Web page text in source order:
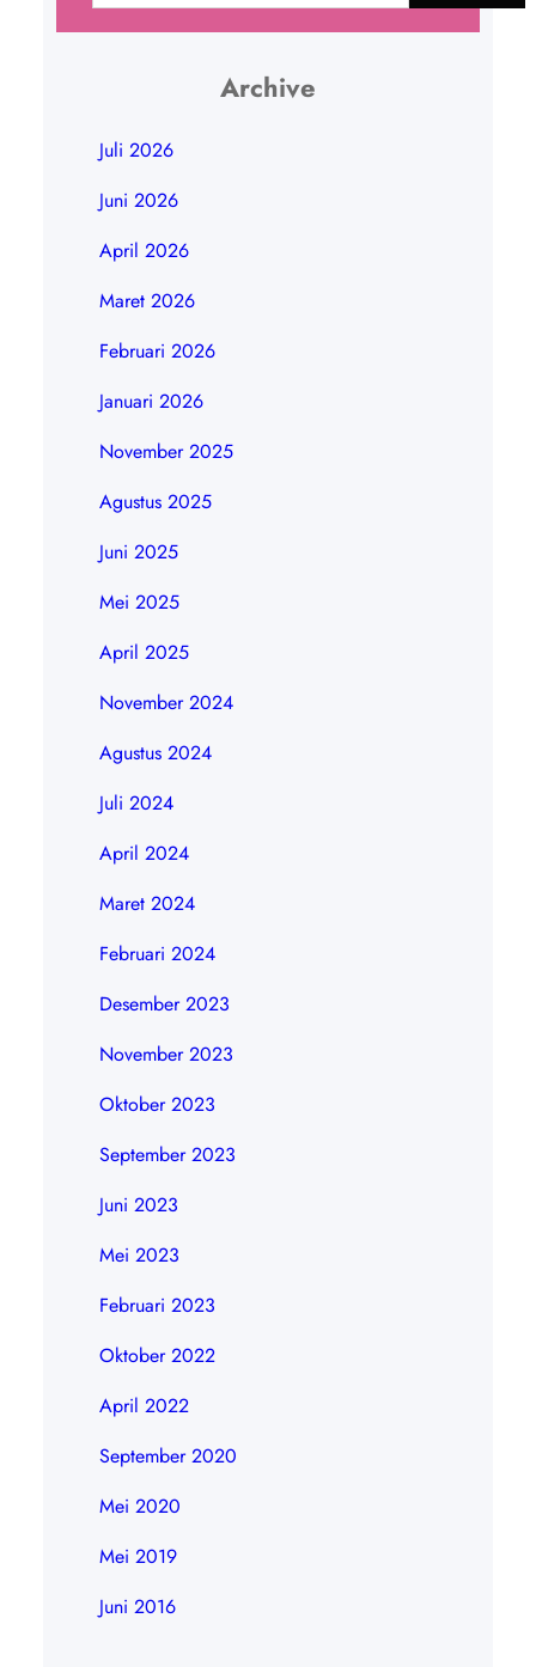
Archive
Juli 2026
Juni 2026
April 2026
Maret 2026
Februari 2026
Januari 2026
November 2025
Agustus 2025
Juni 2025
Mei 2025
April 2025
November 2024
Agustus 2024
Juli 2024
April 2024
Maret 2024
Februari 2024
Desember 2023
November 2023
Oktober 2023
September 2023
Juni 2023
Mei 2023
Februari 2023
Oktober 2022
April 2022
September 2020
Mei 2020
Mei 2019
Juni 2016